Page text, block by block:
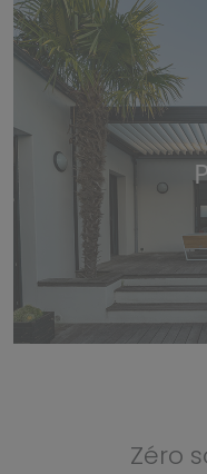
Zéro